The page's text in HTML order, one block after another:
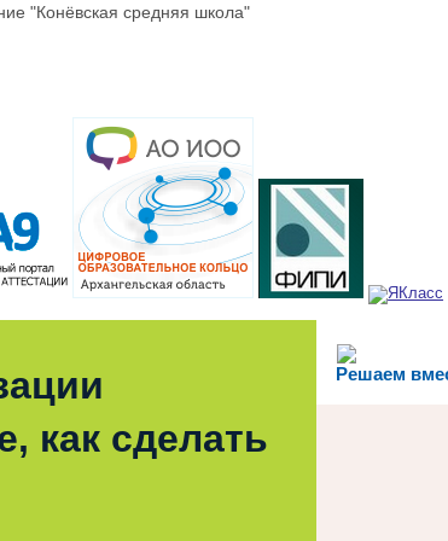
"Конёвская средняя школа"
Решаем
как сделать